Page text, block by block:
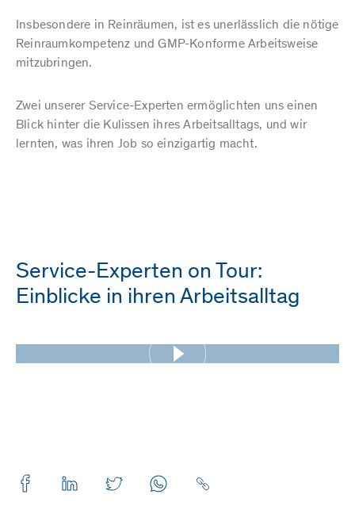
Insbesondere in Reinräumen, ist es unerlässlich die nötige
Reinraumkompetenz und GMP-Konforme Arbeitsweise
mitzubringen.
Zwei unserer Service-Experten ermöglichten uns einen
Blick hinter die Kulissen ihres Arbeitsalltags, und wir
lernten, was ihren Job so einzigartig macht.
Service-Experten on Tour:
Einblicke in ihren Arbeitsalltag